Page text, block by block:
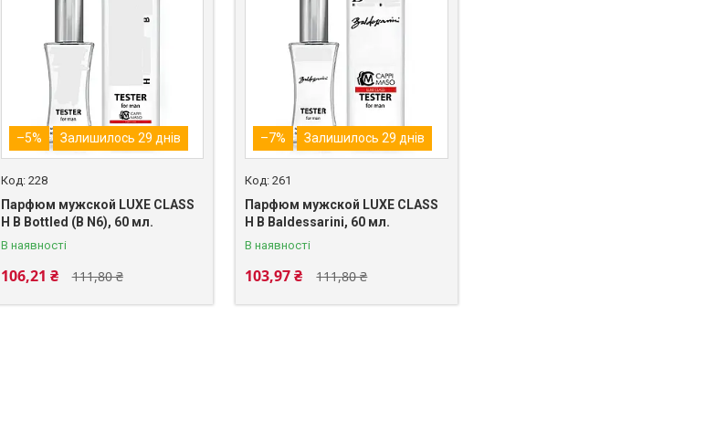
–5% Залишилось 29 днів
228
Парфюм мужской LUXE CLASS
H B Bottled (B N6), 60 мл.
В наявності
111,80 ₴
106,21 ₴
–7% Залишилось 29 днів
261
Парфюм мужской LUXE CLASS
H B Baldessarini, 60 мл.
В наявності
111,80 ₴
103,97 ₴